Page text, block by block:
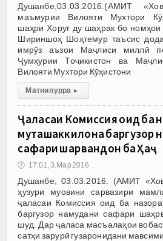
Душанбе,03.03.2016.(АМИТ
маъмурии Вилояти Мухтори
шаҳри Хоруғ ду шаҳрак бо
Шириншоҳ Шоҳтемур таъсис
имрӯз аъзои Маҷлиси миллӣ
Ҷумҳурии Тоҷикистон ва
Вилояти Мухтори Кӯҳистони
Матни пурра ▸
Ҷаласаи Комиссия оид ба
муташаккилона баргузор
сафари шаҳрвандон ба Ҳаҷ
🕔 17:01, 3.Мар 2016
Душанбе, 03.03.2016. (АМИТ
ҳузури муовини сарвазири
ҷаласаи Комиссия оид ба
баргузор намудани сафари
шуд. Дар ҷаласа масъалаҳои
сатҳи зарурӣ гузаронидани мавсими